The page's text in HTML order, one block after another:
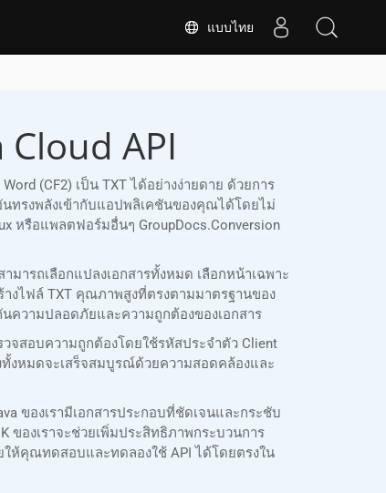
แบบไทย
API
(CF2) เป็น TXT ได้อย่างง่ายดาย ด้วยการ
ทรงพลังเข้ากับแอปพลิเคชันของคุณได้โดยไม่
หรือแพลตฟอร์มอื่นๆ GroupDocs.Conversion
ารถเลือกแปลงเอกสารทั้งหมด เลือกหน้าเฉพาะ
ไฟล์ TXT คุณภาพสูงที่ตรงตามมาตรฐานของ
ความปลอดภัยและความถูกต้องของเอกสาร
จสอบความถูกต้องโดยใช้รหัสประจำตัว Client
ทั้งหมดจะเสร็จสมบูรณ์ด้วยความสอดคล้องและ
ของเรามีเอกสารประกอบที่ชัดเจนและกระชับ
ของเราจะช่วยเพิ่มประสิทธิภาพกระบวนการ
ให้คุณทดสอบและทดลองใช้ API ได้โดยตรงใน